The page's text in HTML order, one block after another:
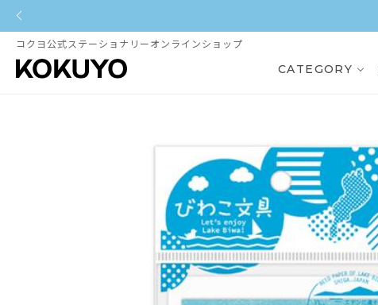
コクヨ公式ステーショナリーオンラインショップ
CATEGORY